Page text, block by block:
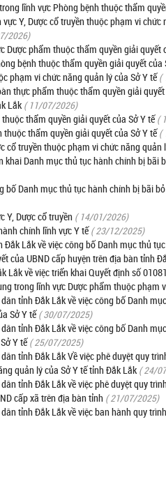
lĩnh vực Phòng bệnh thuộc thẩm
Y, Dược cổ truyền thuộc phạm vi chức
2026)
phẩm thuộc thẩm quyền giải quyết
bệnh thuộc thẩm quyền giải quyết của
phạm vi chức năng quản lý của Sở Y tế (
thực phẩm thuộc thẩm quyền giải
Lắk ( 11/07/2026)
thẩm quyền giải quyết của Sở Y tế (
thẩm quyền giải quyết của Sở Y tế (
truyền thuộc phạm vi chức năng quản
Danh mục thủ tục hành chính bị bãi
Danh mục thủ tục hành chính bị bãi
Y, Dược cổ truyền ( 14/01/2026)
chính lĩnh vực Y tế ( 23/12/2025)
Lắk về việc công bố Danh mục thủ
của UBND cấp huyện trên địa bàn tỉnh
Lắk về việc triển khai Quyết định số
trong lĩnh vực Dược phẩm thuộc phạm
tỉnh Đắk Lắk về việc công bố Danh
Sở Y tế( 30/07/2025)
tỉnh Đắk Lắk về việc công bố Danh
Y tế ( 25/07/2025)
tỉnh Đắk Lắk Về việc phê duyệt quy
quản lý của Sở Y tế tỉnh Đắk Lắk ( 24/
tỉnh Đắk Lắk về việc phê duyệt quy
cấp xã trên địa bàn tỉnh ( 21/07/2025)
tỉnh Đắk Lắk về việc ban hành quy